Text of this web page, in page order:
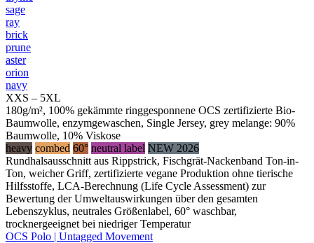
sage
ray
brick
prune
aster
orion
navy
XXS – 5XL
180g/m², 100% gekämmte ringgesponnene OCS zertifizierte Bio-
Baumwolle, enzymgewaschen, Single Jersey, grey melange: 90%
Baumwolle, 10% Viskose
heavy combed 60° neutral label NEW 2026
Rundhalsausschnitt aus Rippstrick, Fischgrät-Nackenband Ton-in-
Ton, weicher Griff, zertifizierte vegane Produktion ohne tierische
Hilfsstoffe, LCA-Berechnung (Life Cycle Assessment) zur
Bewertung der Umweltauswirkungen über den gesamten
Lebenszyklus, neutrales Größenlabel, 60° waschbar,
trocknergeeignet bei niedriger Temperatur
OCS Polo | Untagged Movement